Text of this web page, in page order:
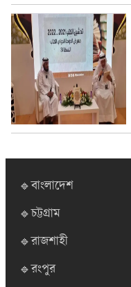
🔹বাংলাদেশ
🔹চট্টগ্রাম
🔹রাজশাহী
🔹রংপুর